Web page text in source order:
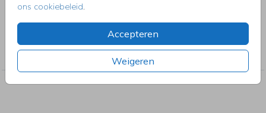
ons cookiebeleid.
Accepteren
Weigeren
Collectie
Uitnodigingen kinderfeestje, doopfeest, babyshower,
communie, geslaagd, high tea, housewarming, jubileum,
kerstdiner, pensioen, save the dat, tuinfeest, BBQ of verjaardag.